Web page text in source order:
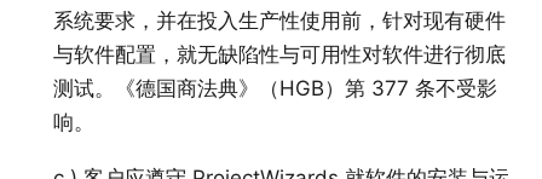
系统要求，并在投入生产性使用前，针对现有硬件
与软件配置，就无缺陷性与可用性对软件进行彻底
测试。《德国商法典》（HGB）第 377 条不受影
响。